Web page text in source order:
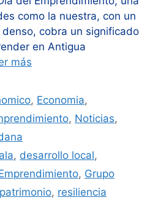
como la nuestra, con un
cobra un significado
en Antigua
más
, Economia,
, Noticias,
, desarrollo local,
, Grupo
patrimonio, resiliencia